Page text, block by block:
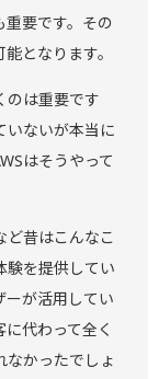
要です。その
となります。
のは重要です
いないが本当に
はそうやって
ど昔はこんなこ
験を提供してい
ーが活用してい
代わって全く
なかったでしょ